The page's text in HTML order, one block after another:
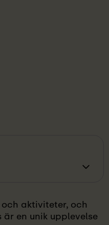
aktiviteter, och
en unik upplevelse